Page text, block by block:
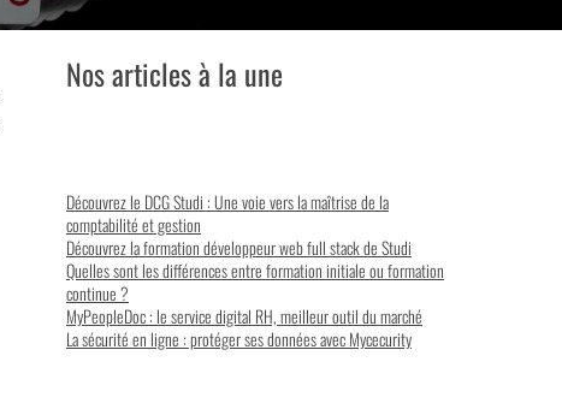
Nos articles à la une
Découvrez le DCG Studi : Une voie vers la maîtrise de la
comptabilité et gestion
Découvrez la formation développeur web full stack de Studi
Quelles sont les différences entre formation initiale ou formation
continue ?
MyPeopleDoc : le service digital RH, meilleur outil du marché
La sécurité en ligne : protéger ses données avec Mycecurity